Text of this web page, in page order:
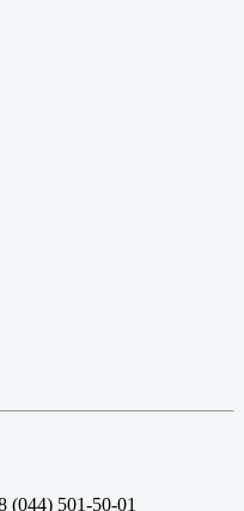
(044) 501-50-01